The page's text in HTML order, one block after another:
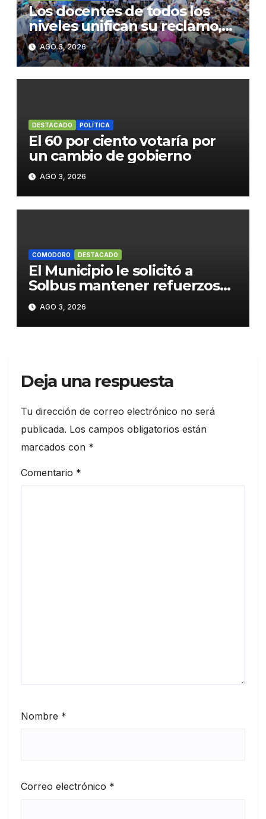
Los docentes de todos los
niveles unifican su reclamo,
paran y se movilizan
AGO 3, 2026
DESTACADO POLÍTICA
El 60 por ciento votaría por
un cambio de gobierno
AGO 3, 2026
COMODORO DESTACADO
El Municipio le solicitó a
Solbus mantener refuerzos
escolares y servicios
habituales
AGO 3, 2026
Deja una respuesta
Tu dirección de correo electrónico no será
publicada. Los campos obligatorios están
marcados con *
Comentario *
Nombre *
Correo electrónico *